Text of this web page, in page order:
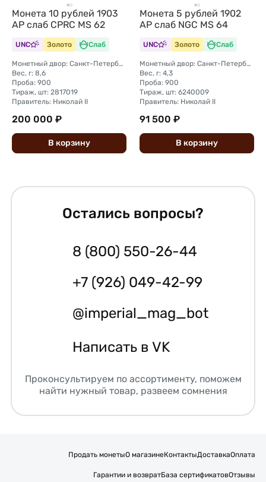
Монета 10 рублей 1903
АР слаб CPRC MS 62
UNC Золото Слаб
Монетный двор: Санкт-Петербургский монетный двор
Вес, г: 8,6
Проба: 900
Тираж, шт: 2817019
Правитель: Николай II
200 000 ₽
В корзину
Монета 5 рублей 1902
АР слаб NGC MS 64
UNC Золото Слаб
Монетный двор: Санкт-Петербургский монетный двор
Вес, г: 4,3
Проба: 900
Тираж, шт: 6240009
Правитель: Николай II
91 500 ₽
В корзину
Остались вопросы?
8 (800) 550-26-44
+7 (926) 049-42-99
@imperial_mag_bot
Написать в VK
Проконсультируем по ассортименту, поможем
найти нужный товар, развеем сомнения
Продать монетыО магазинеКонтактыДоставкаОплата
Гарантии и возвратБаза сертификатовОтзывы